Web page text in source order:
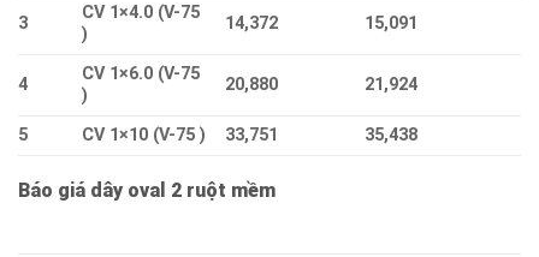
3
CV 1×4.0 (V-75
)
14,372 15,091
4
CV 1×6.0 (V-75
)
20,880 21,924
5 CV 1×10 (V-75 ) 33,751 35,438
Báo giá dây oval 2 ruột mềm